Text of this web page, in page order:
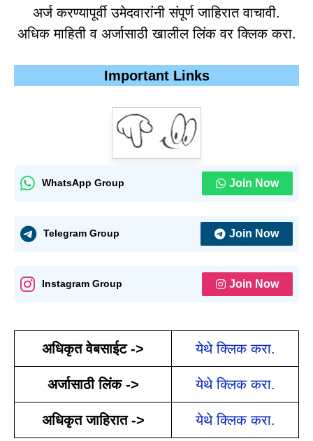
अर्ज करण्यापूर्वी उमेदवारांनी संपूर्ण जाहिरात वाचावी.
अधिक माहिती व अर्जासाठी खालील लिंक वर क्लिक करा.
Important Links
WhatsApp Group Join Now
Telegram Group Join Now
Instagram Group Join Now
अधिकृत वेबसाईट -> येथे क्लिक करा.
अर्जासाठी लिंक -> येथे क्लिक करा.
अधिकृत जाहिरात -> येथे क्लिक करा.